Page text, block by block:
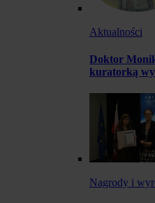
Aktualności
Doktor
kuratorką
Nagrody i